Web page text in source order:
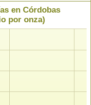
en Córdobas
por onza)